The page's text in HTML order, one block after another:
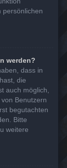
persönlichen
werden?
dass in
die
auch möglich,
Benutzern
begutachten
Bitte
weitere